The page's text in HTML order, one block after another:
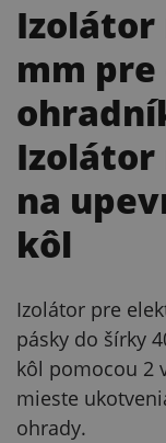
Izolátor
mm
Izolátor
na
kôl
Izolátor pre
pásky do šírky
kôl pomocou 2
mieste
ohrady.